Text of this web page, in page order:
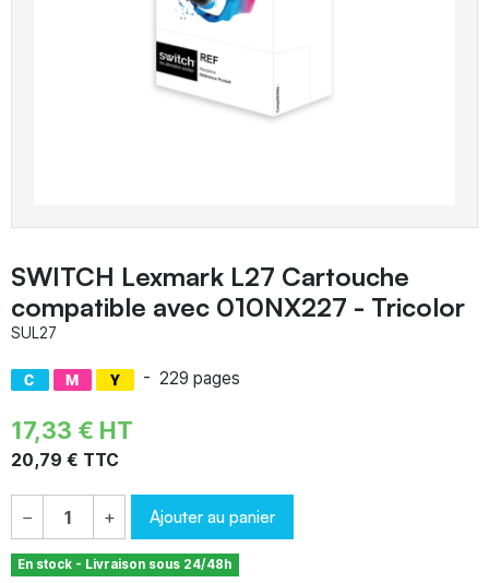
SWITCH Lexmark L27 Cartouche
compatible avec 010NX227 - Tricolor
SUL27
- 229 pages
17,33 € HT
20,79 € TTC
− + Ajouter au panier
En stock - Livraison sous 24/48h